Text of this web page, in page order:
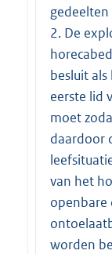
2. De
besluit
eerste lid
moet
daardoor
van het
openbare
worden